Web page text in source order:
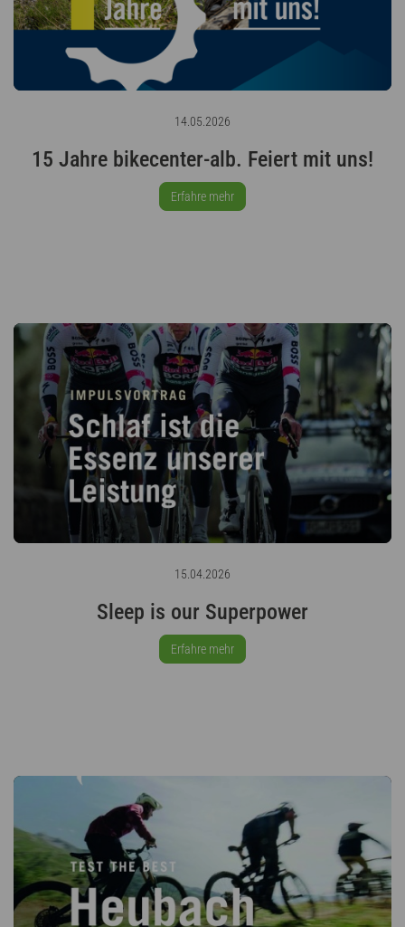
14.05.2026
15 Jahre bikecenter-alb. Feiert mit uns!
Erfahre mehr
15.04.2026
Sleep is our Superpower
Erfahre mehr